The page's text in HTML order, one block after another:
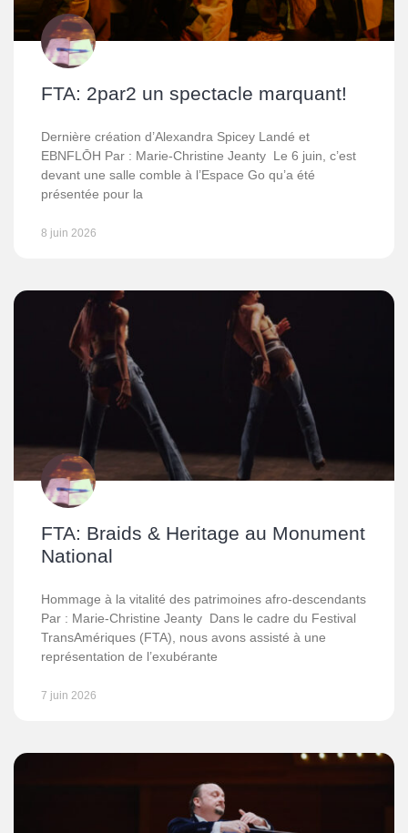
FTA: 2par2 un spectacle marquant!
Dernière création d’Alexandra Spicey Landé et
EBNFLŌH Par : Marie-Christine Jeanty Le 6 juin, c’est
devant une salle comble à l’Espace Go qu’a été
présentée pour la
8 juin 2026
FTA: Braids & Heritage au Monument
National
Hommage à la vitalité des patrimoines afro-descendants
Par : Marie-Christine Jeanty Dans le cadre du Festival
TransAmériques (FTA), nous avons assisté à une
représentation de l’exubérante
7 juin 2026